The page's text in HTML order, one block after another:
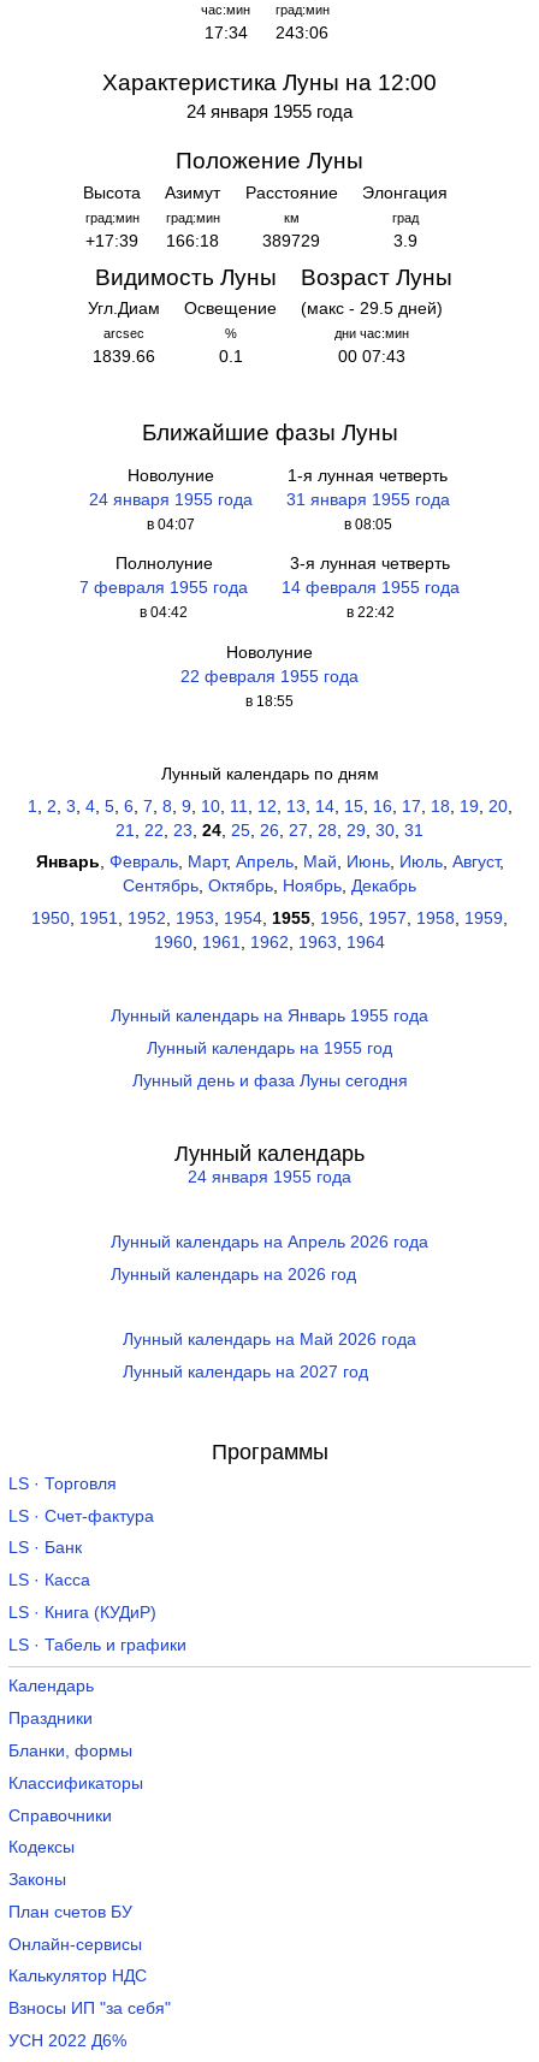
час:мин
17:34
град:мин
243:06
Характеристика Луны на 12:00
24 января 1955 года
Положение Луны
Высота
град:мин
+17:39
Азимут
град:мин
166:18
Расстояние
км
389729
Элонгация
град
3.9
Видимость Луны
Угл.Диам
arcsec
1839.66
Освещение
%
0.1
Возраст Луны
(макс - 29.5 дней)
дни час:мин
00 07:43
Ближайшие фазы Луны
Новолуние
24 января 1955 года
в 04:07
1-я лунная четверть
31 января 1955 года
в 08:05
Полнолуние
7 февраля 1955 года
в 04:42
3-я лунная четверть
14 февраля 1955 года
в 22:42
Новолуние
22 февраля 1955 года
в 18:55
Лунный календарь по дням
1
2 3 4, 5, 6, 7 8 9, 10, 11 12 13 14, 15, 16, 17 18 19, 20,
21
22 23 24 25 26 27 28 29 30 31
Январь, Февраль, Март, Апрель, Май, Июнь, Июль, Август,
Сентябрь, Октябрь, Ноябрь, Декабрь
1950, 1951, 1952, 1953, 1954, 1955, 1956, 1957, 1958, 1959,
1960, 1961, 1962, 1963, 1964
Лунный календарь на Январь 1955 года
Лунный календарь на 1955 год
Лунный день и фаза Луны сегодня
Лунный календарь
24 января 1955 года
Лунный календарь на Апрель 2026 года
Лунный календарь на 2026 год
Лунный календарь на Май 2026 года
Лунный календарь на 2027 год
Программы
LS · Торговля
LS · Счет-фактура
LS · Банк
LS · Касса
LS · Книга (КУДиР)
LS · Табель и графики
Календарь
Праздники
Бланки, формы
Классификаторы
Справочники
Кодексы
Законы
План счетов БУ
Онлайн-сервисы
Калькулятор НДС
Взносы ИП "за себя"
УСН 2022 Д6%